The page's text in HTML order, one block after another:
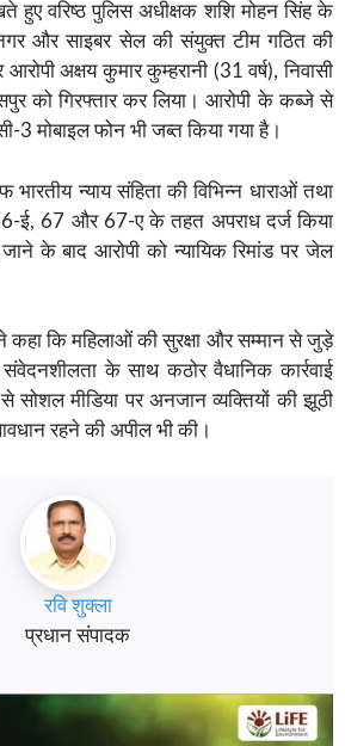
हुए वरिष्ठ पुलिस अधीक्षक शशि मोहन सिंह के
और साइबर सेल की संयुक्त टीम गठित की
अक्षय कुमार कुम्हरानी (31 वर्ष), निवासी
को गिरफ्तार कर लिया। आरोपी के कब्जे से
3 मोबाइल फोन भी जब्त किया गया है।
न्याय संहिता की विभिन्न धाराओं तथा
ई, 67 और 67-ए के तहत अपराध दर्ज किया
के बाद आरोपी को न्यायिक रिमांड पर जेल
कहा कि महिलाओं की सुरक्षा और सम्मान से जुड़े
के साथ कठोर वैधानिक कार्रवाई
सोशल मीडिया पर अनजान व्यक्तियों की झूठी
रहने की अपील भी की।
रवि शुक्ला
प्रधान संपादक